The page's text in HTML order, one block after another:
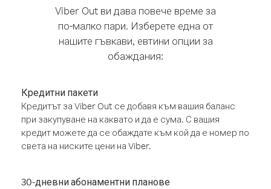
Viber Out ви дава повече време за
по-малко пари. Изберете една от
нашите гъвкави, евтини опции за
обаждания:
Кредитни пакети
Кредитът за Viber Out се добавя към вашия баланс
при закупуване на каквато и да е сума. С вашия
кредит можете да се обаждате към кой да е номер по
света на ниските цени на Viber.
30-дневни абонаментни планове